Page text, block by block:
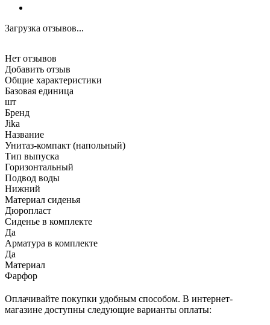
Загрузка отзывов...
Нет отзывов
Добавить отзыв
Общие характеристики
Базовая единица
шт
Бренд
Jika
Название
Унитаз-компакт (напольный)
Тип выпуска
Горизонтальный
Подвод воды
Нижний
Материал сиденья
Дюропласт
Сиденье в комплекте
Да
Арматура в комплекте
Да
Материал
Фарфор
Оплачивайте покупки удобным способом. В интернет-
магазине доступны следующие варианты оплаты: